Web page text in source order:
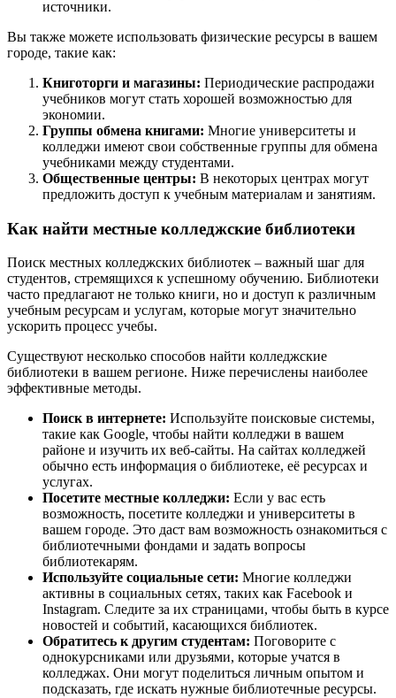
источники.
Вы также можете использовать физические ресурсы в вашем
городе, такие как:
Книготорги и магазины: Периодические распродажи
учебников могут стать хорошей возможностью для
экономии.
Группы обмена книгами: Многие университеты и
колледжи имеют свои собственные группы для обмена
учебниками между студентами.
Общественные центры: В некоторых центрах могут
предложить доступ к учебным материалам и занятиям.
Как найти местные колледжские библиотеки
Поиск местных колледжских библиотек – важный шаг для
студентов, стремящихся к успешному обучению. Библиотеки
часто предлагают не только книги, но и доступ к различным
учебным ресурсам и услугам, которые могут значительно
ускорить процесс учебы.
Существуют несколько способов найти колледжские
библиотеки в вашем регионе. Ниже перечислены наиболее
эффективные методы.
Поиск в интернете: Используйте поисковые системы,
такие как Google, чтобы найти колледжи в вашем
районе и изучить их веб-сайты. На сайтах колледжей
обычно есть информация о библиотеке, её ресурсах и
услугах.
Посетите местные колледжи: Если у вас есть
возможность, посетите колледжи и университеты в
вашем городе. Это даст вам возможность ознакомиться с
библиотечными фондами и задать вопросы
библиотекарям.
Используйте социальные сети: Многие колледжи
активны в социальных сетях, таких как Facebook и
Instagram. Следите за их страницами, чтобы быть в курсе
новостей и событий, касающихся библиотек.
Обратитесь к другим студентам: Поговорите с
однокурсниками или друзьями, которые учатся в
колледжах. Они могут поделиться личным опытом и
подсказать, где искать нужные библиотечные ресурсы.